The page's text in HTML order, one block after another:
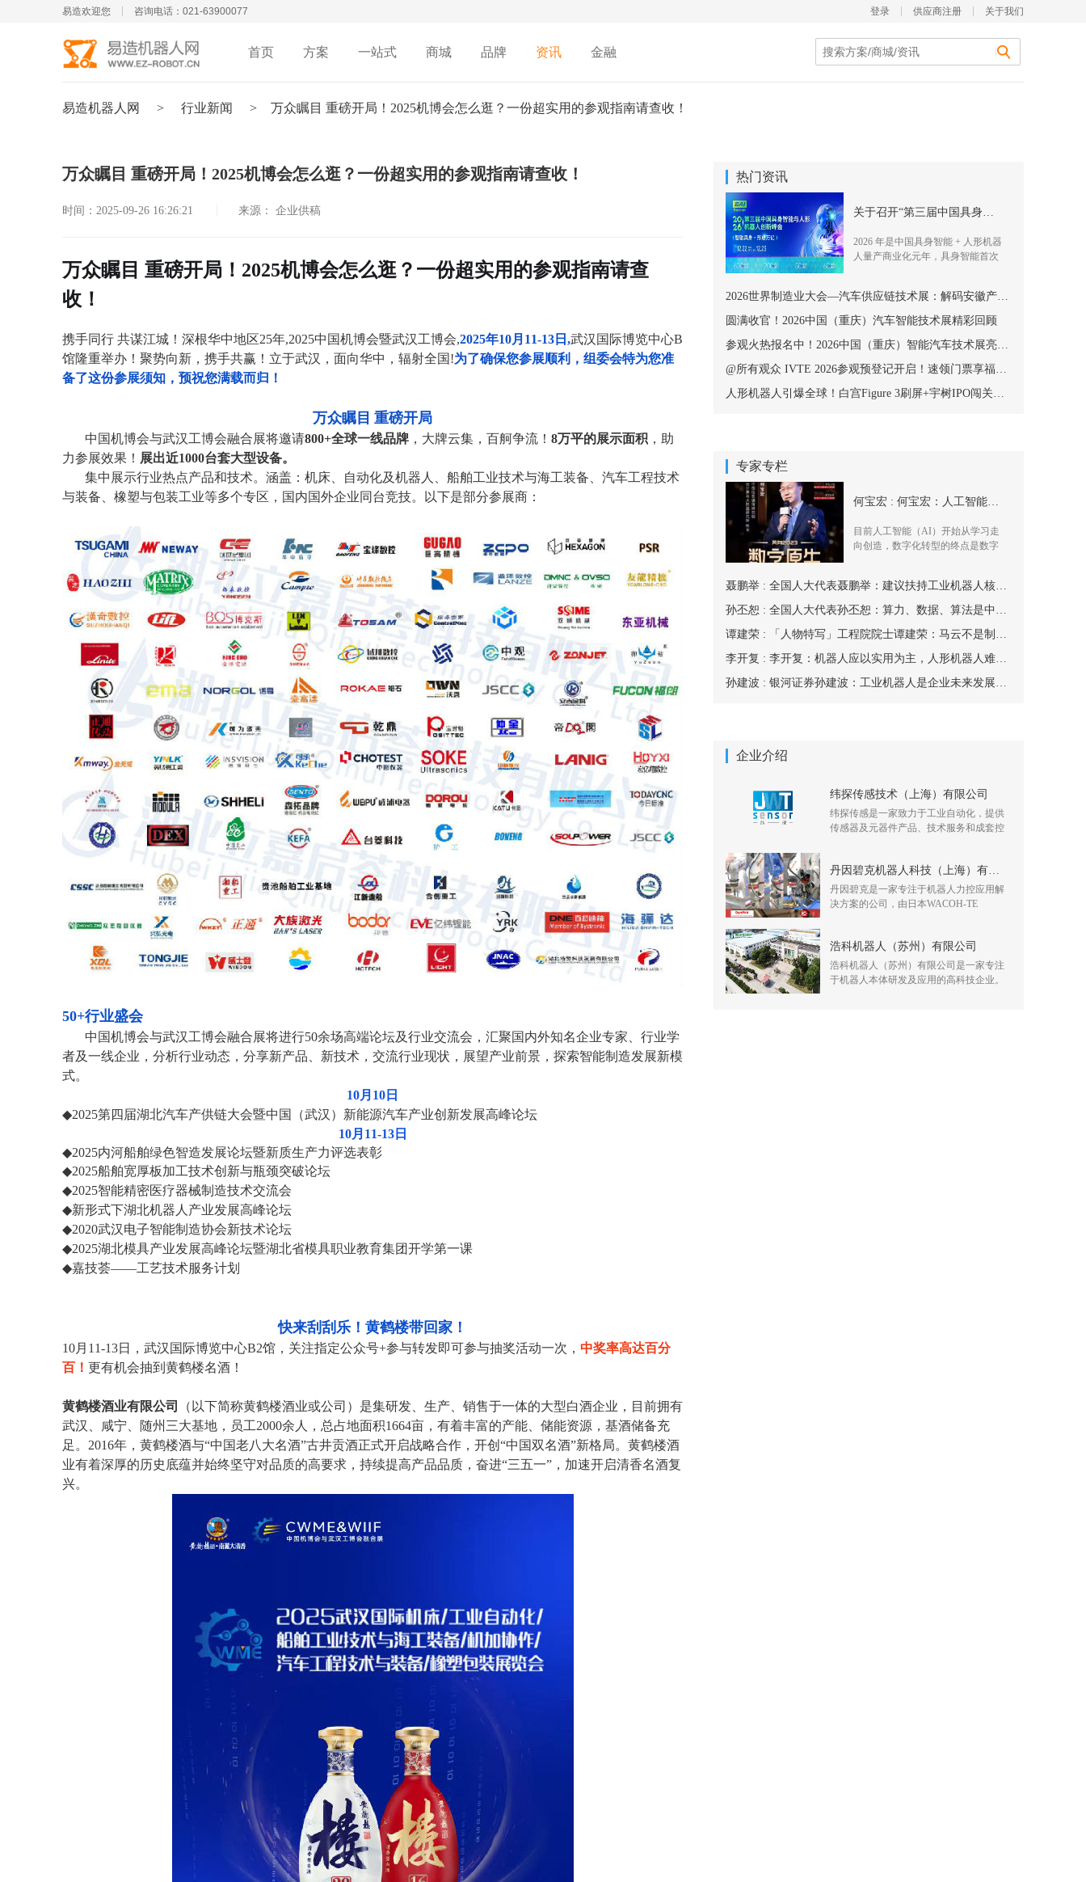
易造欢迎您 咨询电话：021-63900077 关于我们
供应商注册
登录
首页 方案 一站式 商城 品牌 资讯 金融
易造机器人网 > 行业新闻 > 万众瞩目 重磅开局！2025机博会怎么逛？一份超实用的参观指南请查收！
万众瞩目 重磅开局！2025机博会怎么逛？一份超实用的参观指南请查收！
时间：2025-09-26 16:26:21 来源： 企业供稿
万众瞩目 重磅开局！2025机博会怎么逛？一份超实用的参观指南请查
收！
携手同行 共谋江城！深根华中地区25年,2025中国机博会暨武汉工博会,2025年10月 11-13 日 ,武汉国际博览中心B
馆隆重举办！聚势向新，携手共赢！立于武汉，面向华中，辐射全国 !为了确保您参展顺利，组委会特为您准
备了这份参展须知，预祝您满载而归！
万众瞩目 重磅开局
中国机博会与武汉工博会融合展将邀请800+全球一线品牌 ，大牌云集，百舸争流！ 8万平的展示面积 ，助
力参展效果！ 展出近1000台套大型设备。
集中展示行业热点产品和技术。涵盖：机床、自动化及机器人、船舶工业技术与海工装备、汽车工程技术
与装备、橡塑与包装工业等多个专区，国内国外企业同台竞技。以下是部分参展商：
50+行业盛会
中国机博会与武汉工博会融合展将进行50余场高端论坛及行业交流会，汇聚国内外知名企业专家、行业学
者及一线企业，分析行业动态，分享新产品、新技术，交流行业现状，展望产业前景，探索智能制造发展新模
式。
10月 10 日
◆2025第四届湖北汽车产供链大会暨中国（武汉）新能源汽车产业创新发展高峰论坛
10月 11-13日
◆2025内河船舶绿色智造发展论坛暨新质生产力评选表彰
◆2025船舶宽厚板加工技术创新与瓶颈突破论坛
◆2025智能精密医疗器械制造技术交流会
◆新形式下湖北机器人产业发展高峰论坛
◆2020武汉电子智能制造协会新技术论坛
◆2025湖北模具产业发展高峰论坛暨湖北省模具职业教育集团开学第一课
◆嘉技荟——工艺技术服务计划
快来刮刮乐！黄鹤楼带回家！
10月 11-13日，武汉国际博览中心B2馆，关注指定公众号+参与转发即可参与抽奖活动一次， 中奖率高达百分
百！ 更有机会抽到黄鹤楼名酒！
黄鹤楼酒业有限公司
（以下简称黄鹤楼酒业或公司）是集研发、生产、销售于一体的大型白酒企业，目前拥有
武汉、咸宁、随州三大基地，员工2000余人，总占地面积1664亩，有着丰富的产能、储能资源，基酒储备充
足。 2016年，黄鹤楼酒与“中国老八大名酒”古井贡酒正式开启战略合作，开创 “中国双名酒”新格局。黄鹤楼酒
业有着深厚的历史底蕴并始终坚守对品质的高要求，持续提高产品品质，奋进“三五一” ，加速开启清香名酒复
兴。
热门资讯
关于召开“第三届中国具身智能与人形机器人创新峰会”的通知
2026 年是中国具身智能 + 人形机器
人量产商业化元年，具身智能首次
2026世界制造业大会—汽车供应链技术展：解码安徽产业生态
圆满收官！2026中国（重庆）汽车智能技术展精彩回顾
参观火热报名中！2026中国（重庆）智能汽车技术展亮点速戳~
@所有观众 IVTE 2026参观预登记开启！速领门票享福利！
人形机器人引爆全球！白宫Figure 3刷屏+宇树IPO闯关，2026杭州峰会重磅嘉宾抢先亮相
专家专栏
何宝宏 : 何宝宏：人工智能开始从学习走向创造
目前人工智能（AI）开始从学习走
向创造，数字化转型的终点是数字
聂鹏举 : 全国人大代表聂鹏举：建议扶持工业机器人核心零部件产业
孙丕恕 : 全国人大代表孙丕恕：算力、数据、算法是中国“新基建”的基础支撑
谭建荣 : 「人物特写」工程院院士谭建荣：马云不是制造业的杀手，工业机器人也不是救命良药
李开复 : 李开复：机器人应以实用为主，人形机器人难以盛行于世
孙建波 : 银河证券孙建波：工业机器人是企业未来发展布局的重中之重
企业介绍
纬探传感技术（上海）有限公司
纬探传感是一家致力于工业自动化，提供
传感器及元器件产品、技术服务和成套控
丹因碧克机器人科技（上海）有限公司
丹因碧克是一家专注于机器人力控应用解
决方案的公司，由日本WACOH-TE
浩科机器人（苏州）有限公司
浩科机器人（苏州）有限公司是一家专注
于机器人本体研发及应用的高科技企业。